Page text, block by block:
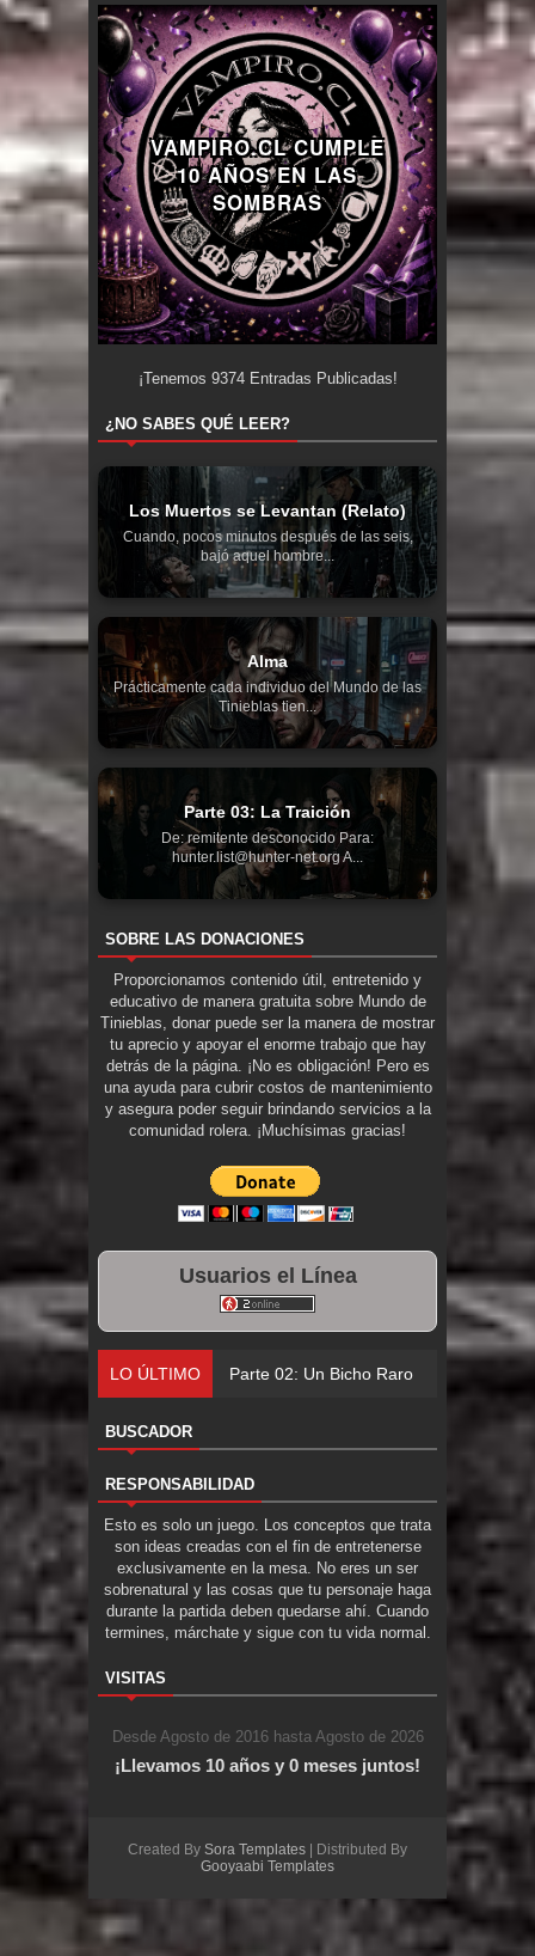
VAMPIRO.CL CUMPLE
10 AÑOS EN LAS
SOMBRAS
¡Tenemos 9374Entradas Publicadas!
¿NO SABES QUÉ LEER?
Los Muertos se Levantan (Relato)
Cuando, pocos minutos después de las seis,
bajó aquel hombre...
Alma
Prácticamente cada individuo del Mundo de las
Tinieblas tien...
Parte 03: La Traición
De: remitente desconocido Para:
hunter.list@hunter-net.org A...
SOBRE LAS DONACIONES
Proporcionamos contenido útil, entretenido y
educativo de manera gratuita sobre Mundo de
Tinieblas, donar puede ser la manera de mostrar
tu aprecio y apoyar el enorme trabajo que hay
detrás de la página. ¡No es obligación! Pero es
una ayuda para cubrir costos de mantenimiento
y asegura poder seguir brindando servicios a la
comunidad rolera. ¡Muchísimas gracias!
Usuarios el Línea
LO ÚLTIMO Parte 02: Un Bicho Raro
BUSCADOR
RESPONSABILIDAD
Esto es solo un juego. Los conceptos que trata
son ideas creadas con el fin de entretenerse
exclusivamente en la mesa. No eres un ser
sobrenatural y las cosas que tu personaje haga
durante la partida deben quedarse ahí. Cuando
termines, márchate y sigue con tu vida normal.
VISITAS
Desde Agosto de 2016 hasta Agosto de 2026
¡Llevamos 10 años y 0 meses juntos!
Created By Sora Templates | Distributed By
Gooyaabi Templates